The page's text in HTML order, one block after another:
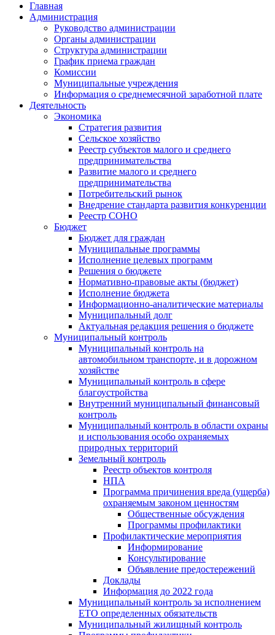
Главная
Администрация
Руководство администрации
Органы администрации
Структура администрации
График приема граждан
Комиссии
Муниципальные учреждения
Информация о среднемесячной заработной плате
Деятельность
Экономика
Стратегия развития
Сельское хозяйство
Реестр субъектов малого и среднего
предпринимательства
Развитие малого и среднего
предпринимательства
Потребительский рынок
Внедрение стандарта развития конкуренции
Реестр СОНО
Бюджет
Бюджет для граждан
Муниципальные программы
Исполнение целевых программ
Решения о бюджете
Нормативно-правовые акты (бюджет)
Исполнение бюджета
Информационно-аналитические материалы
Муниципальный долг
Актуальная редакция решения о бюджете
Муниципальный контроль
Муниципальный контроль на
автомобильном транспорте, и в дорожном
хозяйстве
Муниципальный контроль в сфере
благоустройства
Внутренний муниципальный финансовый
контроль
Муниципальный контроль в области охраны
и использования особо охраняемых
природных территорий
Земельный контроль
Реестр объектов контроля
НПА
Программа причинения вреда (ущерба)
охраняемым законом ценностям
Общественные обсуждения
Программы профилактики
Профилактические мероприятия
Информирование
Консультирование
Объявление предостережений
Доклады
Информация до 2022 года
Муниципальный контроль за исполнением
ЕТО определенных обязательств
Муниципальный жилищный контроль